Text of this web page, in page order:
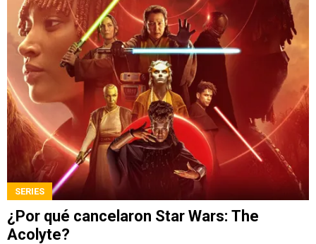
SERIES
¿Por qué cancelaron Star Wars: The
Acolyte?